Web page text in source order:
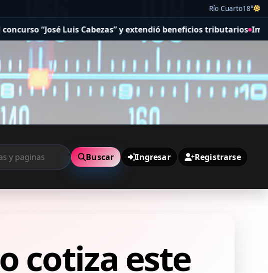
Río Cuarto18°
Luis Cabezas” y extendió beneficios tributarios Impulsan una
Buscar Ingresar Registrarse
cotiza este